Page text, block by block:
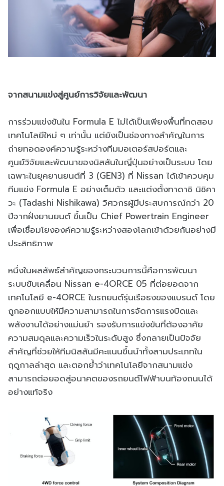
จากสนามแข่งสู่ศูนย์การวิจัยและพัฒนา
การร่วมแข่งขันใน Formula E ไม่ได้เป็นเพียงพื้นที่ทดสอบ
เทคโนโลยีใหม่ ๆ เท่านั้น แต่ยังเป็นช่องทางสำคัญในการ
ถ่ายทอดองค์ความรู้ระหว่างทีมมอเตอร์สปอร์ตและ
ศูนย์วิจัยและพัฒนาของนิสสันในญี่ปุ่นอย่างเป็นระบบ โดย
เฉพาะในยุคยานยนต์ที่ 3 (GEN3) ที่ Nissan ได้เข้าควบคุม
ทีมแข่ง Formula E อย่างเต็มตัว และแต่งตั้งทาดาชิ นิชิคา
วะ (Tadashi Nishikawa) วิศวกรผู้มีประสบการณ์กว่า 20
ปีจากฝั่งยานยนต์ ขึ้นเป็น Chief Powertrain Engineer
เพื่อเชื่อมโยงองค์ความรู้ระหว่างสองโลกเข้าด้วยกันอย่างมี
ประสิทธิภาพ
หนึ่งในผลลัพธ์สำคัญของกระบวนการนี้คือการพัฒนา
ระบบขับเคลื่อน Nissan e-4ORCE 05 ที่ต่อยอดจาก
เทคโนโลยี e-4ORCE ในรถยนต์รุ่นเรือธงของแบรนด์ โดย
ถูกออกแบบให้มีความสามารถในการจัดการแรงบิดและ
พลังงานได้อย่างแม่นยำ รองรับการแข่งขันที่ต้องอาศัย
ความสมดุลและความเร็วในระดับสูง ซึ่งกลายเป็นปัจจัย
สำคัญที่ช่วยให้ทีมนิสสันมีคะแนนขึ้นนำทั้งสามประเภทใน
ฤดูกาลล่าสุด และตอกย้ำว่าเทคโนโลยีจากสนามแข่ง
สามารถต่อยอดสู่อนาคตของรถยนต์ไฟฟ้าบนท้องถนนได้
อย่างแท้จริง